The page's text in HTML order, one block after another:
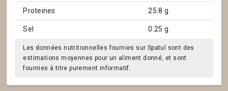
Proteines 25.8 g
Sel 0.25 g
Les données nutritionnelles fournies sur Spatul sont des
estimations moyennes pour un aliment donné, et sont
fournies à titre purement informatif.